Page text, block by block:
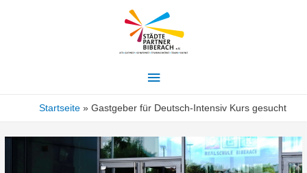
Hauptmenü
Startseite Gastgeber für Deutsch-Intensiv Kurs gesucht